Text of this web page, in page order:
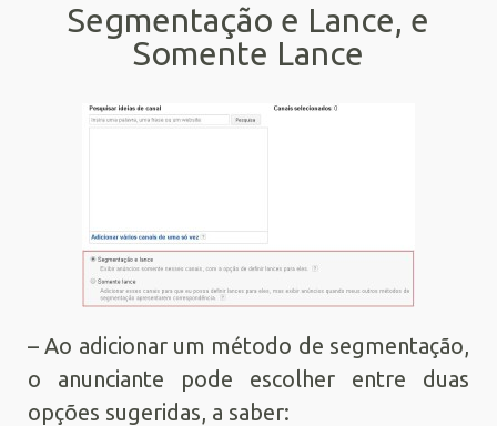
Segmentação e Lance, e
Somente Lance
– Ao adicionar um método de segmentação,
o anunciante pode escolher entre duas
opções sugeridas, a saber: